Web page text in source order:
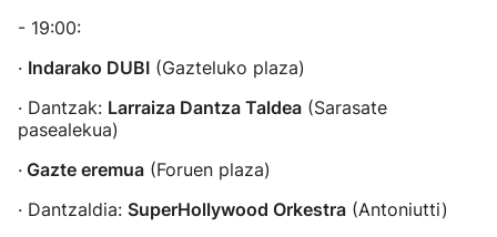
- 19:00:
· Indarako DUBI (Gazteluko plaza)
· Dantzak: Larraiza Dantza Taldea (Sarasate
pasealekua)
· Gazte eremua (Foruen plaza)
· Dantzaldia: SuperHollywood Orkestra (Antoniutti)